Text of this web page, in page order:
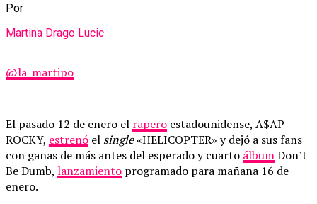
Por
Martina Drago Lucic
@la_martipo
El pasado 12 de enero el rapero estadounidense, A$AP
ROCKY, estrenó el single«HELICOPTER» y dejó a sus fans
con ganas de más antes del esperado y cuarto álbumDon’t
Be Dumb, lanzamiento programado para mañana 16 de
enero.